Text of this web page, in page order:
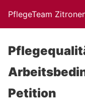
PflegeTeam
Petition